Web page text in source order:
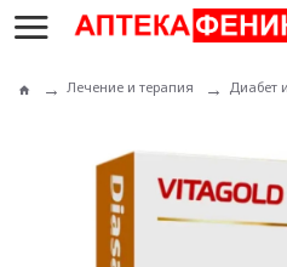
Лечение и терапия Диабет